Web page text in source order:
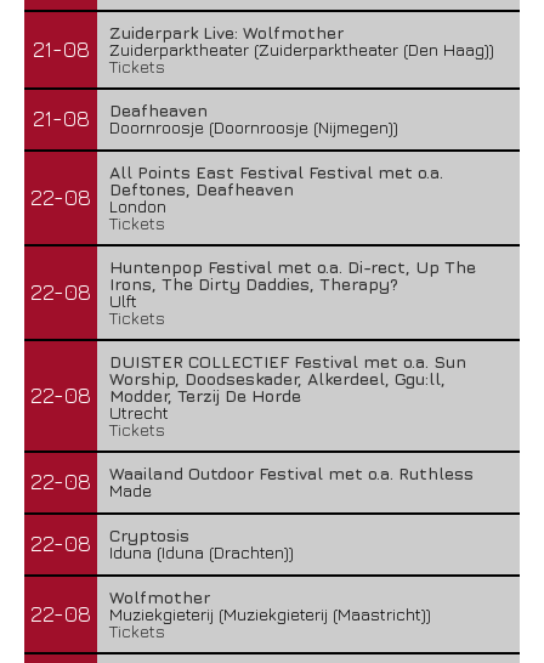
21-08
Zuiderpark Live: Wolfmother
Zuiderparktheater (Zuiderparktheater (Den Haag))
Tickets
21-08
Deafheaven
Doornroosje (Doornroosje (Nijmegen))
22-08
All Points East Festival Festival met o.a.
Deftones, Deafheaven
London
Tickets
22-08
Huntenpop Festival met o.a. Di-rect, Up The
Irons, The Dirty Daddies, Therapy?
Ulft
Tickets
22-08
DUISTER COLLECTIEF Festival met o.a. Sun
Worship, Doodseskader, Alkerdeel, Ggu:ll,
Modder, Terzij De Horde
Utrecht
Tickets
22-08
Waailand Outdoor Festival met o.a. Ruthless
Made
22-08
Cryptosis
Iduna (Iduna (Drachten))
22-08
Wolfmother
Muziekgieterij (Muziekgieterij (Maastricht))
Tickets